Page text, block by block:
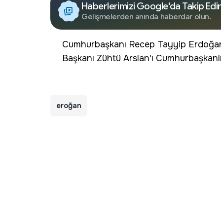
Haberlerimizi Google'da Takip
Gelişmelerden anında haberdar olun.
Cumhurbaşkanı Recep Tayyip
Başkanı Zühtü Arslan'ı
eroğan